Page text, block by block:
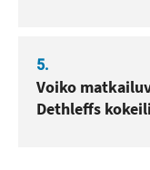
5.
Voiko
Dethleffs